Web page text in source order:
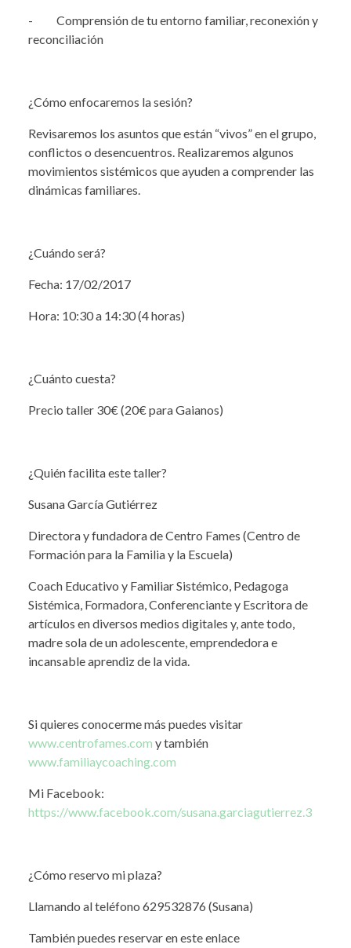
- Comprensión de tu entorno familiar, reconexión y
reconciliación
¿Cómo enfocaremos la sesión?
Revisaremos los asuntos que están “vivos” en el grupo,
conflictos o desencuentros. Realizaremos algunos
movimientos sistémicos que ayuden a comprender las
dinámicas familiares.
¿Cuándo será?
Fecha: 17/02/2017
Hora: 10:30 a 14:30 (4 horas)
¿Cuánto cuesta?
Precio taller 30€ (20€ para Gaianos)
¿Quién facilita este taller?
Susana García Gutiérrez
Directora y fundadora de Centro Fames (Centro de
Formación para la Familia y la Escuela)
Coach Educativo y Familiar Sistémico, Pedagoga
Sistémica, Formadora, Conferenciante y Escritora de
artículos en diversos medios digitales y, ante todo,
madre sola de un adolescente, emprendedora e
incansable aprendiz de la vida.
Si quieres conocerme más puedes visitar
www.centrofames.com y también
www.familiaycoaching.com
Mi Facebook:
https://www.facebook.com/susana.garciagutierrez.3
¿Cómo reservo mi plaza?
Llamando al teléfono 629532876 (Susana)
También puedes reservar en este enlace